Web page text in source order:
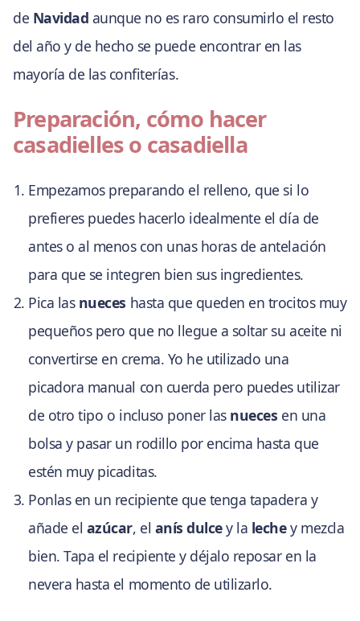
de Navidad aunque no es raro consumirlo el resto
del año y de hecho se puede encontrar en las
mayoría de las confiterías.
Preparación, cómo hacer
casadielles o casadiella
Empezamos preparando el relleno, que si lo
prefieres puedes hacerlo idealmente el día de
antes o al menos con unas horas de antelación
para que se integren bien sus ingredientes.
Pica las nueces hasta que queden en trocitos muy
pequeños pero que no llegue a soltar su aceite ni
convertirse en crema. Yo he utilizado una
picadora manual con cuerda pero puedes utilizar
de otro tipo o incluso poner las nueces en una
bolsa y pasar un rodillo por encima hasta que
estén muy picaditas.
Ponlas en un recipiente que tenga tapadera y
añade el azúcar, el anís dulcey la lechey mezcla
bien. Tapa el recipiente y déjalo reposar en la
nevera hasta el momento de utilizarlo.